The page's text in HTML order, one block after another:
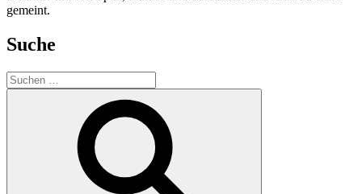
gemeint.
Suche
Suchen
nach: